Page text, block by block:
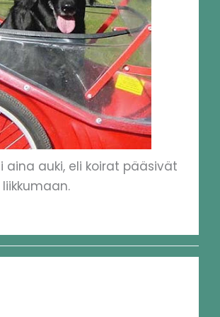
aina auki, eli koirat pääsivät